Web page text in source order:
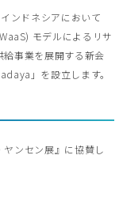
ンドネシアにおいて
モデルによるリサ
事業を展開する新会
」を設立します。
ンセン展』に協賛し